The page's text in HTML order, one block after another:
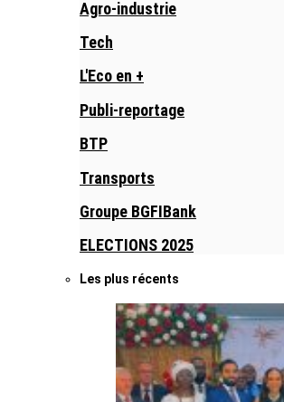
Agro-industrie
Tech
L'Eco en +
Publi-reportage
BTP
Transports
Groupe BGFIBank
ELECTIONS 2025
Les plus récents